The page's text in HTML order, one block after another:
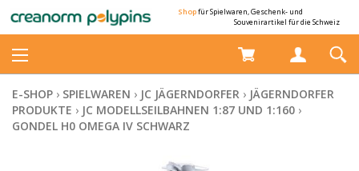
Shopfür Spielwaren, Geschenk- und
Souvenirartikel für die Schweiz
E-SHOP › SPIELWAREN › JC JÄGERNDORFER › JÄGERNDORFER
PRODUKTE › JC MODELLSEILBAHNEN 1:87 UND 1:160 ›
GONDEL H0 OMEGA IV SCHWARZ